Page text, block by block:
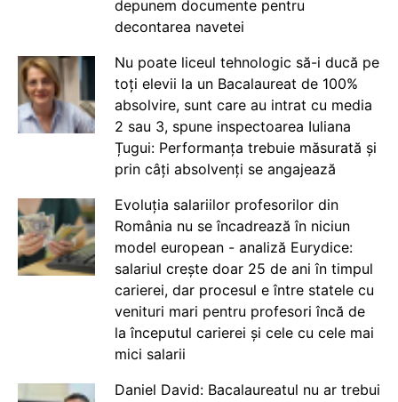
depunem documente pentru
decontarea navetei
Nu poate liceul tehnologic să-i ducă pe
toți elevii la un Bacalaureat de 100%
absolvire, sunt care au intrat cu media
2 sau 3, spune inspectoarea Iuliana
Țugui: Performanța trebuie măsurată și
prin câți absolvenți se angajează
Evoluția salariilor profesorilor din
România nu se încadrează în niciun
model european - analiză Eurydice:
salariul crește doar 25 de ani în timpul
carierei, dar procesul e între statele cu
venituri mari pentru profesori încă de
la începutul carierei și cele cu cele mai
mici salarii
Daniel David: Bacalaureatul nu ar trebui